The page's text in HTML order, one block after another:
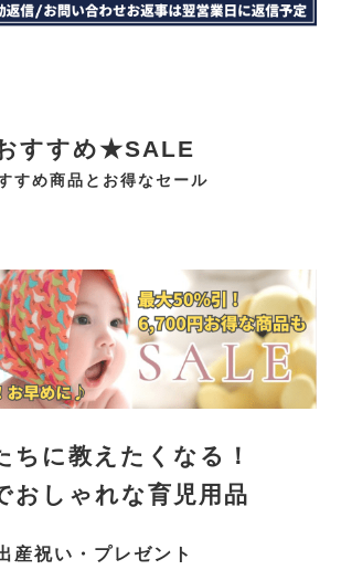
すすめ★SALE
すめ商品とお得なセール
ちに教えたくなる！
おしゃれな育児用品
産祝い・プレゼント